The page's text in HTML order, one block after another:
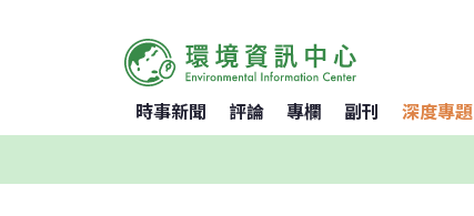
時事新聞 評論 專欄 副刊 深度專題